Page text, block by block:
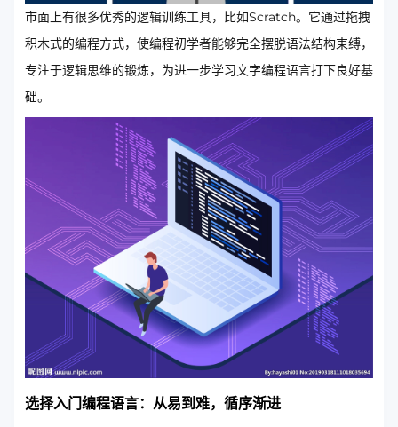
市面上有很多优秀的逻辑训练工具，比如Scratch。它通过拖拽
积木式的编程方式，使编程初学者能够完全摆脱语法结构束缚，
专注于逻辑思维的锻炼，为进一步学习文字编程语言打下良好基
础。
选择入门编程语言：从易到难，循序渐进